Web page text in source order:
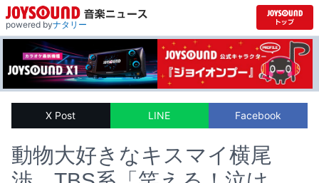
powered byナタリー
X Post LINE Facebook
動物大好きなキスマイ横尾